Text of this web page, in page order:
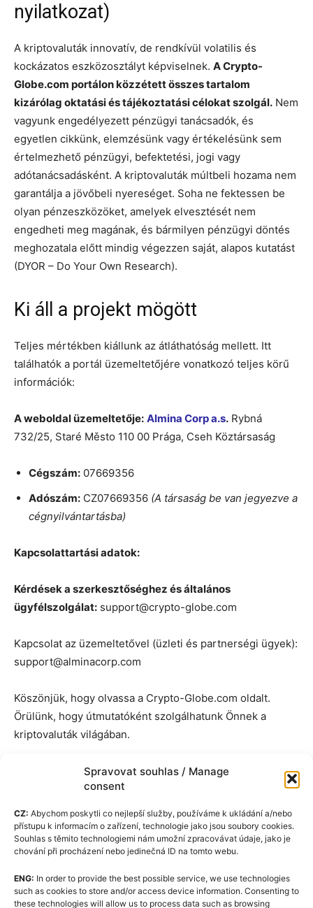
Spravovat souhlas / Manage
consent
CZ: Abychom poskytli co nejlepší služby, používáme k ukládání a/nebo
přístupu k informacím o zařízení, technologie jako jsou soubory cookies.
Souhlas s těmito technologiemi nám umožní zpracovávat údaje, jako je
chování při procházení nebo jedinečná ID na tomto webu.
ENG: In order to provide the best possible service, we use technologies
such as cookies to store and/or access device information. Consenting to
these technologies will allow us to process data such as browsing
nyilatkozat)
A kriptovaluták innovatív, de rendkívül volatilis és
kockázatos eszközosztályt képviselnek. A Crypto-
Globe.com portálon közzétett összes tartalom
kizárólag oktatási és tájékoztatási célokat szolgál. Nem
vagyunk engedélyezett pénzügyi tanácsadók, és
egyetlen cikkünk, elemzésünk vagy értékelésünk sem
értelmezhető pénzügyi, befektetési, jogi vagy
adótanácsadásként. A kriptovaluták múltbeli hozama nem
garantálja a jövőbeli nyereséget. Soha ne fektessen be
olyan pénzeszközöket, amelyek elvesztését nem
engedheti meg magának, és bármilyen pénzügyi döntés
meghozatala előtt mindig végezzen saját, alapos kutatást
(DYOR – Do Your Own Research).
Ki áll a projekt mögött
Teljes mértékben kiállunk az átláthatóság mellett. Itt
találhatók a portál üzemeltetőjére vonatkozó teljes körű
információk:
A weboldal üzemeltetője: Almina Corp a.s. Rybná
732/25, Staré Město 110 00 Prága, Cseh Köztársaság
Cégszám: 07669356
Adószám: CZ07669356 (A társaság be van jegyezve a
cégnyilvántartásba)
Kapcsolattartási adatok:
Kérdések a szerkesztőséghez és általános
ügyfélszolgálat: support@crypto-globe.com
Kapcsolat az üzemeltetővel (üzleti és partnerségi ügyek):
support@alminacorp.com
Köszönjük, hogy olvassa a Crypto-Globe.com oldalt.
Örülünk, hogy útmutatóként szolgálhatunk Önnek a
kriptovaluták világában.
Cookie-szabályzat (EU)